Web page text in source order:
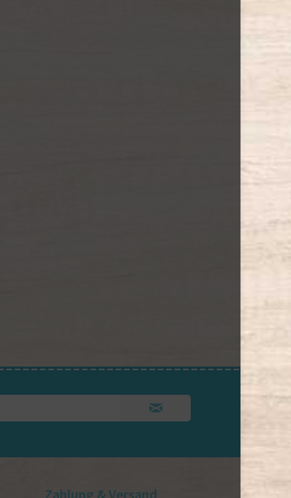
Zahlung & Versand